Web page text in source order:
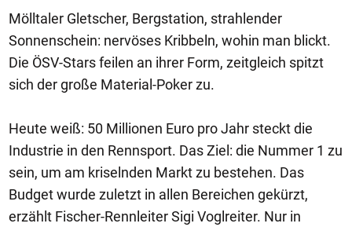
Mölltaler Gletscher, Bergstation, strahlender
Sonnenschein: nervöses Kribbeln, wohin man blickt.
Die ÖSV-Stars feilen an ihrer Form, zeitgleich spitzt
sich der große Material-Poker zu.
Heute weiß: 50 Millionen Euro pro Jahr steckt die
Industrie in den Rennsport. Das Ziel: die Nummer 1 zu
sein, um am kriselnden Markt zu bestehen. Das
Budget wurde zuletzt in allen Bereichen gekürzt,
erzählt Fischer-Rennleiter Sigi Voglreiter. Nur in